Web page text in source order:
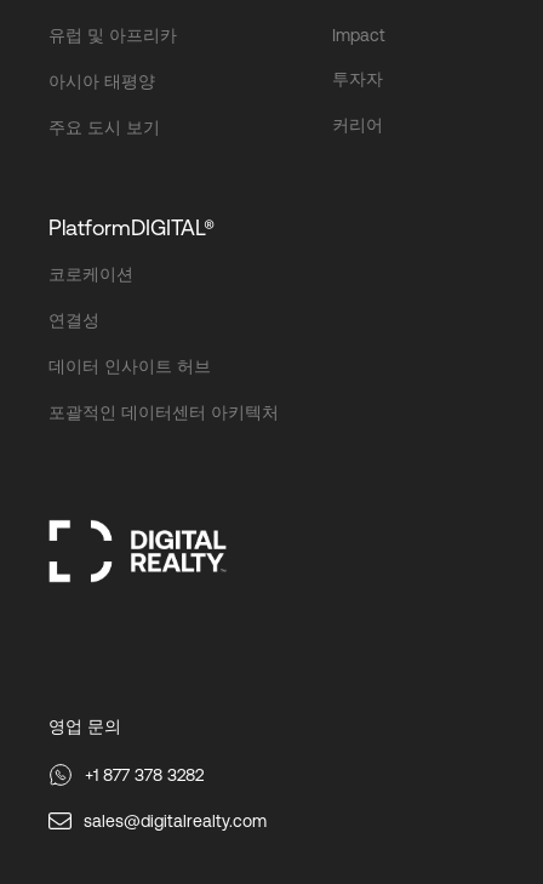
유럽 및 아프리카
아시아 태평양
주요 도시 보기
Impact
투자자
커리어
PlatformDIGITAL®
코로케이션
연결성
데이터 인사이트 허브
포괄적인 데이터센터 아키텍처
영업 문의
+1 877 378 3282
sales@digitalrealty.com